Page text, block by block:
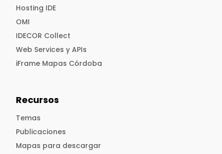
Hosting IDE
OMI
IDECOR Collect
Web Services y APIs
iFrame Mapas Córdoba
Recursos
Temas
Publicaciones
Mapas para descargar